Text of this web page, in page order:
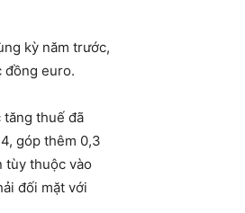
kỳ năm trước,
đồng euro.
tăng thuế đã
góp thêm 0,3
tùy thuộc vào
đối mặt với